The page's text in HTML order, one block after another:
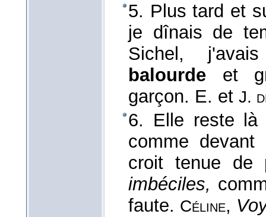
5. Plus tard et
je dînais de
Sichel,
balourde et
garçon. E. et J.
6. Elle reste là
comme
croit tenue de
imbéciles,
faute. Céline,